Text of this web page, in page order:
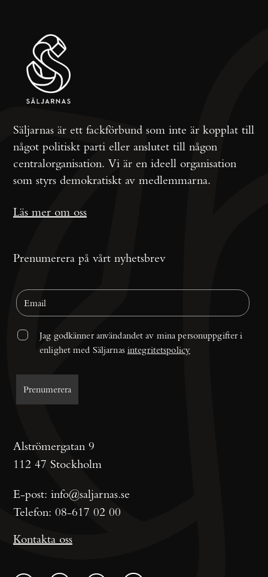
Säljarnas är ett fackförbund som inte är kopplat till
något politiskt parti eller anslutet till någon
centralorganisation. Vi är en ideell organisation
som styrs demokratiskt av medlemmarna.
Läs mer om oss
Prenumerera på vårt nyhetsbrev
Jag godkänner användandet av mina personuppgifter i
enlighet med Säljarnas integritetspolicy
Alströmergatan 9
112 47 Stockholm
E-post: info@saljarnas.se
Telefon: 08-617 02 00
Kontakta oss